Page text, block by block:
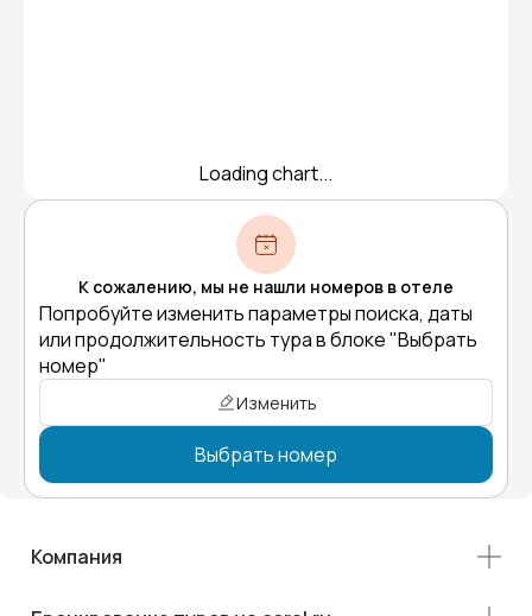
Loading chart...
К сожалению, мы не нашли номеров в отеле
Попробуйте изменить параметры поиска, даты
или продолжительность тура в блоке "Выбрать
номер"
Изменить
Выбрать номер
Компания